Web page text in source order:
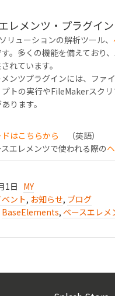
レメンツ・プラグイ
リューションの解析ツール、
。多くの機能を備えており
れています。
ンツプラグインには、ファ
トの実行やFileMakerスク
ります。
はこちらから （英語）
エレメンツで使われる際の
1日 MY
ント, お知らせ, ブログ
BaseElements, ベースエレメ